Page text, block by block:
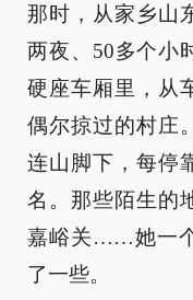
那时，从家乡山
两夜、50多个小
硬座车厢里，从
偶尔掠过的村庄
连山脚下，每停
名。那些陌生的
嘉峪关……她一
了一些。